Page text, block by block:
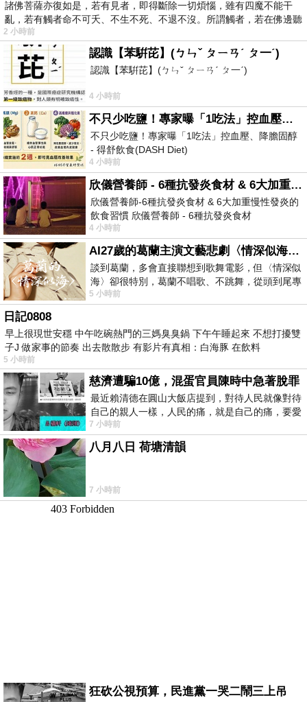
諸佛菩薩亦復如是，若有見者，即得斷除一切煩惱，雖有四魔不能干
亂，若有觸者命不可夭、不生不死、不退不沒。所謂觸者，若在佛邊聽
受
2 小時前
認識【苯騈芘】(ㄅㄣˇ ㄆㄧㄢˊ ㄆ一ˊ)
認識【苯騈芘】(ㄅㄣˇ ㄆㄧㄢˊ ㄆ一ˊ)
4 小時前
不只少吃鹽！專家曝「1吃法」控血壓、降膽固醇 - 得舒飲食(DASH Diet)
不只少吃鹽！專家曝「1吃法」控血壓、降膽固醇
- 得舒飲食(DASH Diet)
https://www.facebook.com/dietitiansophia/posts/
4 小時前
欣儀營養師 - 6種抗發炎食材 & 6大加重慢性發炎的飲食習慣
欣儀營養師-6種抗發炎食材 & 6大加重慢性發炎的
飲食習慣 欣儀營養師 - 6種抗發炎食材
https://www.facebook.com/photo/?fbid=147
4 小時前
AI27歲的葛蘭主演文藝悲劇〈情深似海〉 #戀上老電影 #葛蘭 #粟子
談到葛蘭，多會直接聯想到歌舞電影，但〈情深似
海〉卻很特別，葛蘭不唱歌、不跳舞，從頭到尾專
心演戲。拍攝期間，經常工作超過12個鐘
5 小時前
日記0808
早上很現世安穩 中午吃碗熱門的三媽臭臭鍋 下午午睡起來 不想打擾雙
子J 做家事的節奏 出去散散步 有影片有真相：白海豚 在飲料
5 小時前
慈濟遭騙10億，混蛋官員陳時中急著脫罪
最近賴清德在圓山大飯店提到，對待人民就像對待
自己的親人一樣，人民的痛，就是自己的痛，要愛
民如親，說的這麼好聽，實際上根本沒做
7 小時前
八月八日 荷塘清韻
7 小時前
狂砍公視預算，民進黨一哭二鬧三上吊